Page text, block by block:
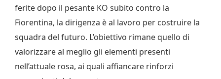
ferite dopo il pesante KO subito contro la
Fiorentina, la dirigenza è al lavoro per costruire la
squadra del futuro. L’obiettivo rimane quello di
valorizzare al meglio gli elementi presenti
nell’attuale rosa, ai quali affiancare rinforzi